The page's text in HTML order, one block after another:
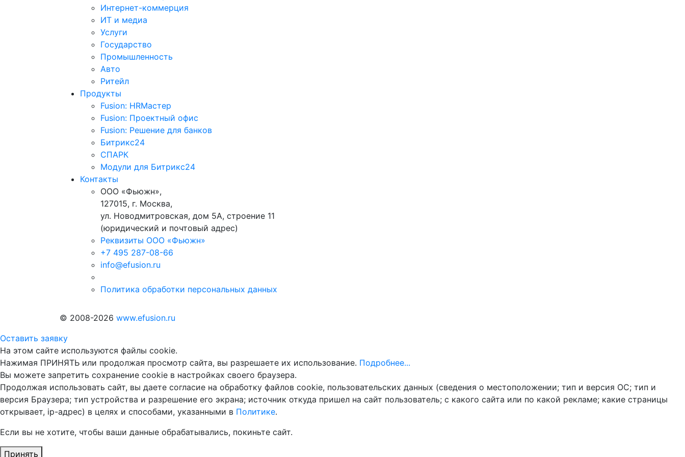
Интернет-коммерция
ИТ и медиа
Услуги
Государство
Промышленность
Авто
Ритейл
Продукты
Fusion: HRМастер
Fusion: Проектный офис
Fusion: Решение для банков
Битрикс24
СПАРК
Модули для Битрикс24
Контакты
ООО «Фьюжн»,
127015, г. Москва,
ул. Новодмитровская, дом 5А, строение 11
(юридический и почтовый адрес)
Реквизиты ООО «Фьюжн»
+7 495 287-08-66
info@efusion.ru
Политика обработки персональных данных
© 2008-2026 www.efusion.ru
Оставить заявку
На этом сайте используются файлы cookie.
Нажимая ПРИНЯТЬ или продолжая просмотр сайта, вы разрешаете их использование. Подробнее...
Вы можете запретить сохранение cookie в настройках своего браузера.
Продолжая использовать сайт, вы даете согласие на обработку файлов cookie, пользовательских данных (сведения о местоположении; тип и версия ОС; тип и
версия Браузера; тип устройства и разрешение его экрана; источник откуда пришел на сайт пользователь; с какого сайта или по какой рекламе; какие страницы
открывает, ip-адрес) в целях и способами, указанными в Политике.
Если вы не хотите, чтобы ваши данные обрабатывались, покиньте сайт.
Принять